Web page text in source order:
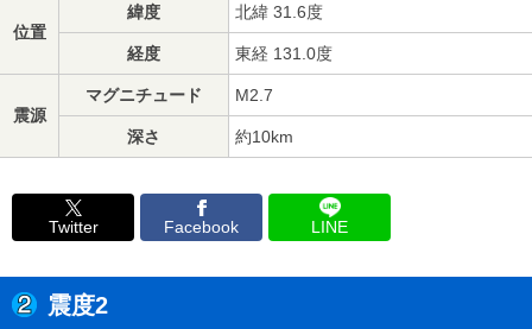
位置
緯度 北緯 31.6度
経度 東経 131.0度
震源
マグニチュード M2.7
深さ 約10km
Twitter Facebook LINE
震度2